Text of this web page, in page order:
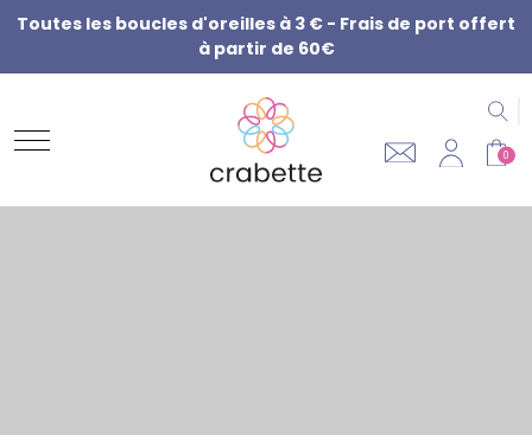
Toutes les boucles d'oreilles à 3 € - Frais de port offert
à partir de 60€
0